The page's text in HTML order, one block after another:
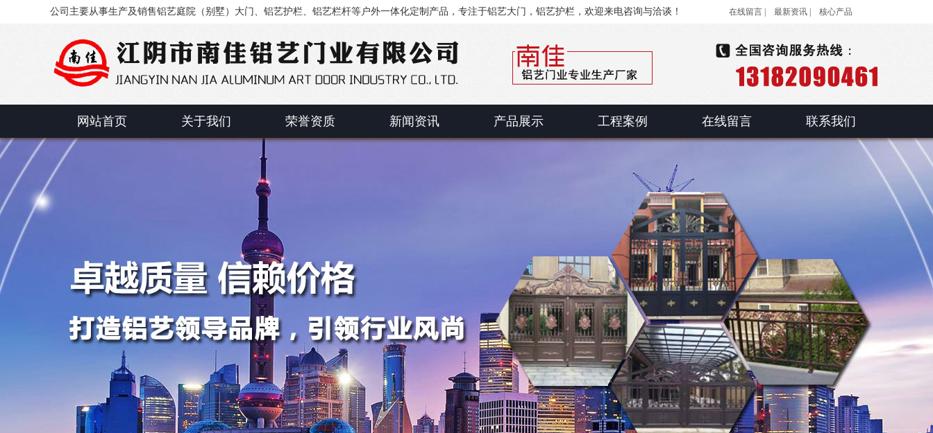
公司主要从事生产及销售铝艺庭院（别墅）大门、铝艺护栏、铝艺栏杆等户外一体化定制产品，专注于铝艺大门，铝艺护栏，欢迎来电咨询与洽谈！ 在线留言 | 最新资讯 | 核心产品
网站首页 关于我们 荣誉资质 新闻资讯 产品展示 工程案例 在线留言 联系我们